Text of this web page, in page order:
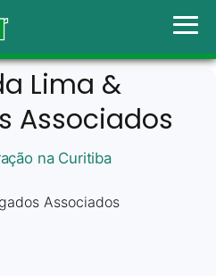
Lima &
Associados
na Curitiba